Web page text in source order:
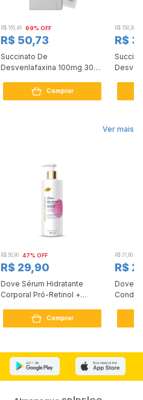
R$ 165,46 69% OFF
R$ 50,73
Succinato De
Desvenlafaxina 100mg 30
Comprar
R$ 150,30
R$
Ver mais
R$ 56,90 47% OFF
R$ 29,90
Dove Sérum Hidratante
Corporal Pró-Retinol +
Comprar
R$ 31,90
R$
Dove